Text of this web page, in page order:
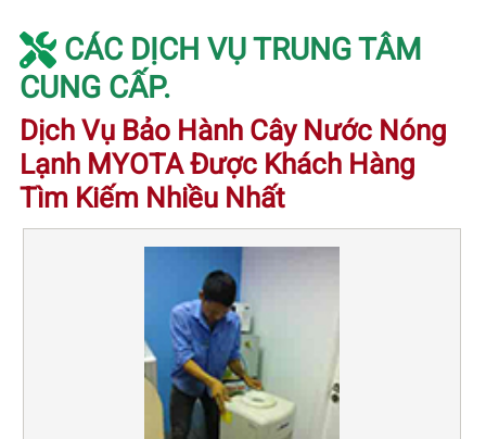
CÁC DỊCH VỤ TRUNG TÂM
CUNG CẤP.
Dịch Vụ Bảo Hành Cây Nước Nóng
Lạnh MYOTA Được Khách Hàng
Tìm Kiếm Nhiều Nhất